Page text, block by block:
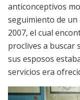
anticonceptivos
seguimiento de un
2007, el cual
proclives a buscar
sus esposos
servicios era